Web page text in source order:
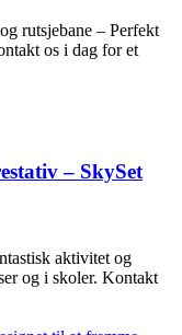
rutsjebane – Perfekt
os i dag for et
– SkySet
aktivitet og
og i skoler. Kontakt